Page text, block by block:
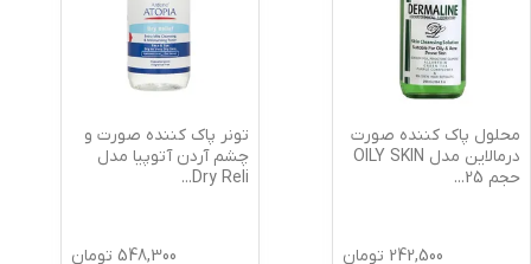
محلول پاک کننده صورت
درمالاین مدل OILY SKIN
حجم 25
...
242,500 تومان
تونر پاک کننده صورت و
چشم آردن آتوپیا مدل
Dry Reli
...
548,300 تومان